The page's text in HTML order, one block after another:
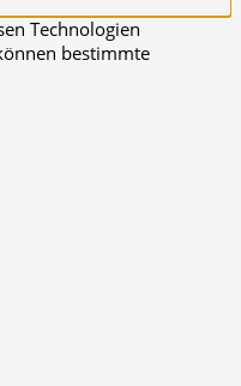
Technologien
bestimmte